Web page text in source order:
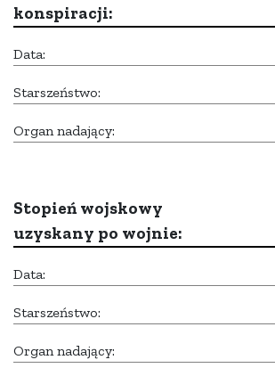
konspiracji:
Data:
Starszeństwo:
Organ nadający:
Stopień wojskowy
uzyskany po wojnie:
Data:
Starszeństwo:
Organ nadający: